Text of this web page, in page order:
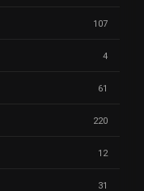
107
4
61
220
12
31